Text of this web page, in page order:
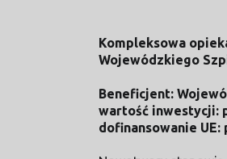
Kompleksowa
Wojewódzkiego
Beneficjent:
wartość inwestycji:
dofinansowanie UE: